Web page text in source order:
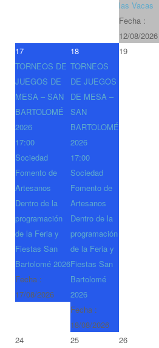
las Vacas
Fecha :
12/08/2026
17
TORNEOS DE
JUEGOS DE
MESA – SAN
BARTOLOMÉ
2026
17:00
Sociedad
Fomento de
Artesanos
Dentro de la
programación
de la Feria y
Fiestas San
Bartolomé 2026
Fecha :
17/08/2026
18
TORNEOS
DE JUEGOS
DE MESA –
SAN
BARTOLOMÉ
2026
17:00
Sociedad
Fomento de
Artesanos
Dentro de la
programación
de la Feria y
Fiestas San
Bartolomé
2026
Fecha :
18/08/2026
19
24 25 26